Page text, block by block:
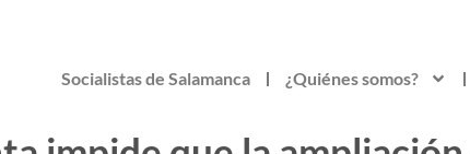
Socialistas de Salamanca ¿Quiénes somos?